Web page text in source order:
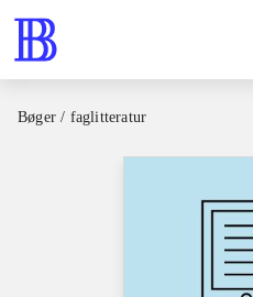
Bøger / faglitteratur